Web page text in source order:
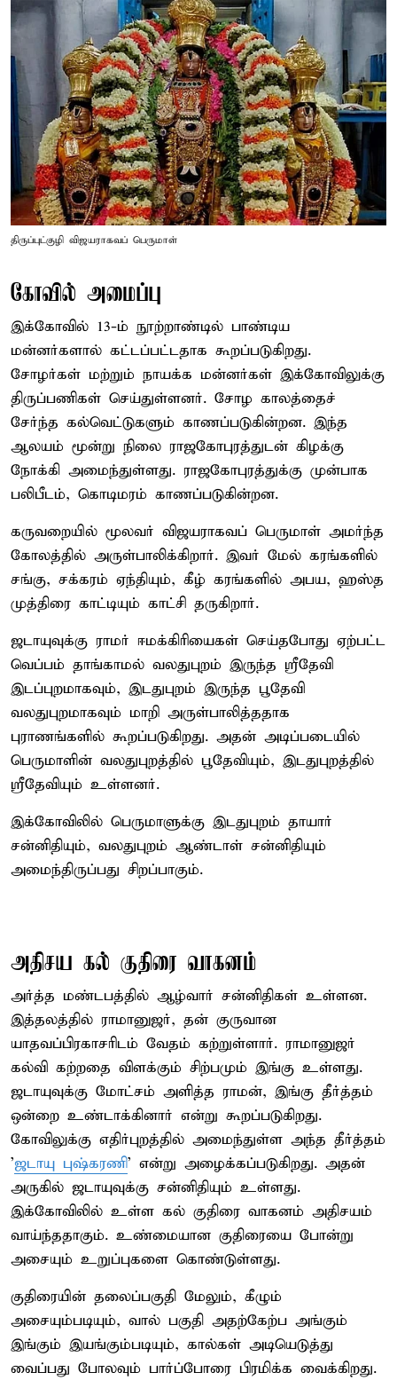
திருப்புட்குழி விஜயராகவப் பெருமாள்
கோவில் அமைப்பு
இக்கோவில் 13-ம் நூற்றாண்டில் பாண்டிய
மன்னர்களால் கட்டப்பட்டதாக கூறப்படுகிறது.
சோழர்கள் மற்றும் நாயக்க மன்னர்கள் இக்கோவிலுக்கு
திருப்பணிகள் செய்துள்ளனர். சோழ காலத்தைச்
சேர்ந்த கல்வெட்டுகளும் காணப்படுகின்றன. இந்த
ஆலயம் மூன்று நிலை ராஜகோபுரத்துடன் கிழக்கு
நோக்கி அமைந்துள்ளது. ராஜகோபுரத்துக்கு முன்பாக
பலிபீடம், கொடிமரம் காணப்படுகின்றன.
கருவறையில் மூலவர் விஜயராகவப் பெருமாள் அமர்ந்த
கோலத்தில் அருள்பாலிக்கிறார். இவர் மேல் கரங்களில்
சங்கு, சக்கரம் ஏந்தியும், கீழ் கரங்களில் அபய, ஹஸ்த
முத்திரை காட்டியும் காட்சி தருகிறார்.
ஜடாயுவுக்கு ராமர் ஈமக்கிரியைகள் செய்தபோது ஏற்பட்ட
வெப்பம் தாங்காமல் வலதுபுறம் இருந்த ஸ்ரீதேவி
இடப்புறமாகவும், இடதுபுறம் இருந்த பூதேவி
வலதுபுறமாகவும் மாறி அருள்பாலித்ததாக
புராணங்களில் கூறப்படுகிறது. அதன் அடிப்படையில்
பெருமாளின் வலதுபுறத்தில் பூதேவியும், இடதுபுறத்தில்
ஸ்ரீதேவியும் உள்ளனர்.
இக்கோவிலில் பெருமாளுக்கு இடதுபுறம் தாயார்
சன்னிதியும், வலதுபுறம் ஆண்டாள் சன்னிதியும்
அமைந்திருப்பது சிறப்பாகும்.
அதிசய கல் குதிரை வாகனம்
அர்த்த மண்டபத்தில் ஆழ்வார் சன்னிதிகள் உள்ளன.
இத்தலத்தில் ராமானுஜர், தன் குருவான
யாதவப்பிரகாசரிடம் வேதம் கற்றுள்ளார். ராமானுஜர்
கல்வி கற்றதை விளக்கும் சிற்பமும் இங்கு உள்ளது.
ஜடாயுவுக்கு மோட்சம் அளித்த ராமன், இங்கு தீர்த்தம்
ஒன்றை உண்டாக்கினார் என்று கூறப்படுகிறது.
கோவிலுக்கு எதிர்புறத்தில் அமைந்துள்ள அந்த தீர்த்தம்
'ஜடாயு புஷ்கரணி' என்று அழைக்கப்படுகிறது. அதன்
அருகில் ஜடாயுவுக்கு சன்னிதியும் உள்ளது.
இக்கோவிலில் உள்ள கல் குதிரை வாகனம் அதிசயம்
வாய்ந்ததாகும். உண்மையான குதிரையை போன்று
அசையும் உறுப்புகளை கொண்டுள்ளது.
குதிரையின் தலைப்பகுதி மேலும், கீழும்
அசையும்படியும், வால் பகுதி அதற்கேற்ப அங்கும்
இங்கும் இயங்கும்படியும், கால்கள் அடியெடுத்து
வைப்பது போலவும் பார்ப்போரை பிரமிக்க வைக்கிறது.